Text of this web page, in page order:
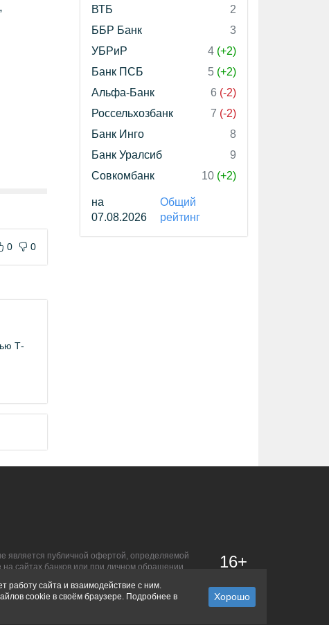
0 0
Т-
ВТБ
2
ББР Банк
3
УБРиР
4 (+2)
Банк ПСБ
5 (+2)
Альфа-Банк
6 (-2)
Россельхозбанк
7 (-2)
Банк Инго
8
Банк Уралсиб
9
Совкомбанк
10 (+2)
на
07.08.2026
Общий
рейтинг
является публичной офертой, определяемой
сайтах банков или при личном обращении.
16+
работу сайта и взаимодействие с ним.
cookie в своём браузере. Подробнее в